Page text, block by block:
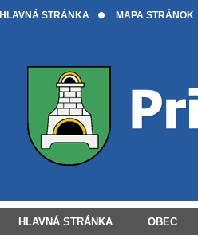
HLAVNÁ STRÁNKA MAPA STRÁNOK
HLAVNÁ STRÁNKA OBEC